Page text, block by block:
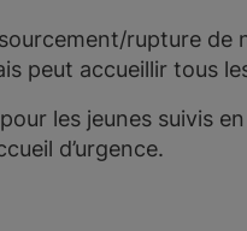
rupture de
peut accueillir tous
les jeunes suivis
d’urgence.